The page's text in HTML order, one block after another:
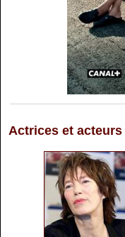
Actrices et acteurs